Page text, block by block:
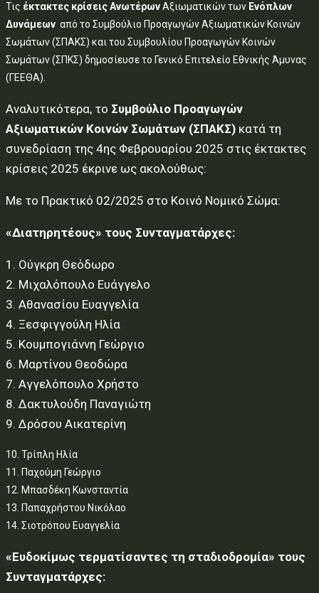
Τις έκτακτες κρίσειςΑνωτέρωνΑξιωματικών των Ενόπλων
Δυνάμεων από το Συμβούλιο Προαγωγών Αξιωματικών Κοινών
Σωμάτων (ΣΠΑΚΣ) και του Συμβουλίου Προαγωγών Κοινών
Σωμάτων (ΣΠΚΣ) δημοσίευσε το Γενικό Επιτελείο Εθνικής Άμυνας
(ΓΕΕΘΑ).
Αναλυτικότερα, το Συμβούλιο Προαγωγών
Αξιωματικών Κοινών Σωμάτων (ΣΠΑΚΣ) κατά τη
συνεδρίαση της 4ης Φεβρουαρίου 2025 στις έκτακτες
κρίσεις 2025 έκρινε ως ακολούθως:
Με το Πρακτικό 02/2025 στο Κοινό Νομικό Σώμα:
«Διατηρητέους» τους Συνταγματάρχες:
1. Ούγκρη Θεόδωρο
2. Μιχαλόπουλο Ευάγγελο
3. Αθανασίου Ευαγγελία
4. Ξεσφιγγούλη Ηλία
5. Κουμπογιάννη Γεώργιο
6. Μαρτίνου Θεοδώρα
7. Αγγελόπουλο Χρήστο
8. Δακτυλούδη Παναγιώτη
9. Δρόσου Αικατερίνη
10. Τρίπλη Ηλία
11. Παχούμη Γεώργιο
12. Μπασδέκη Κωνσταντία
13. Παπαχρήστου Νικόλαο
14. Σιοτρόπου Ευαγγελία
«Ευδοκίμως τερματίσαντες τη σταδιοδρομία» τους
Συνταγματάρχες: